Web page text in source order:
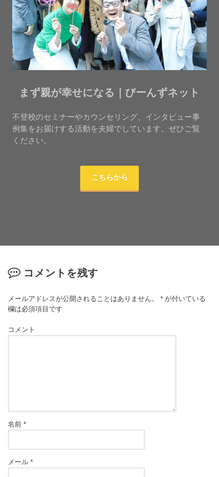
まず親が幸せになる｜びーんずネット
不登校のセミナーやカウンセリング、インタビュー事
例集をお届けする活動を夫婦でしています。ぜひご覧
ください。
こちらから
コメントを残す
メールアドレスが公開されることはありません。 * が付いている
欄は必須項目です
コメント
名前*
メール*